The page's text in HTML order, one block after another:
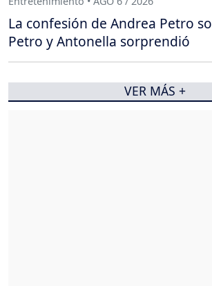
La confesión de Andrea Petro
Petro y Antonella sorprendió
VER MÁS +